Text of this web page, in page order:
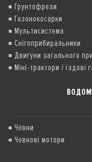
Грунтофрези
Газонокосарки
Мультисистема
Снігоприбиральники
Двигуни загального
Міні-трактори / їздові
Човни
Човнові мотори